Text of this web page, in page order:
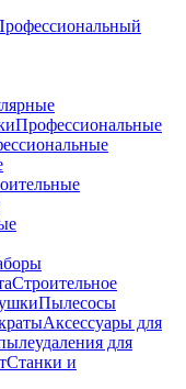
Профессиональные
Строительное
Пылесосы
Аксессуары для
для
Станки и